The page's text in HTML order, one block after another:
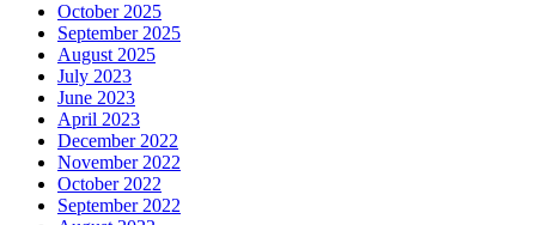
October 2025
September 2025
August 2025
July 2023
June 2023
April 2023
December 2022
November 2022
October 2022
September 2022